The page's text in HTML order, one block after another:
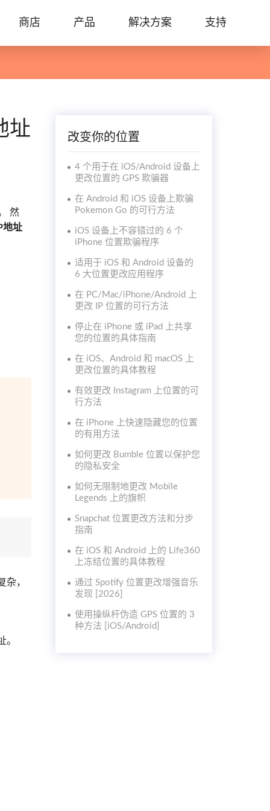
商店 产品 解决方案 支持
址
然
地址
杂，
。
改变你的位置
4 个用于在 iOS/Android 设备上
更改位置的 GPS 欺骗器
在 Android 和 iOS 设备上欺骗
Pokemon Go 的可行方法
iOS 设备上不容错过的 6 个
iPhone 位置欺骗程序
适用于 iOS 和 Android 设备的
6 大位置更改应用程序
在 PC/Mac/iPhone/Android 上
更改 IP 位置的可行方法
停止在 iPhone 或 iPad 上共享
您的位置的具体指南
在 iOS、Android 和 macOS 上
更改位置的具体教程
有效更改 Instagram 上位置的可
行方法
在 iPhone 上快速隐藏您的位置
的有用方法
如何更改 Bumble 位置以保护您
的隐私安全
如何无限制地更改 Mobile
Legends 上的旗帜
Snapchat 位置更改方法和分步
指南
在 iOS 和 Android 上的 Life360
上冻结位置的具体教程
通过 Spotify 位置更改增强音乐
发现 [2026]
使用操纵杆伪造 GPS 位置的 3
种方法 [iOS/Android]